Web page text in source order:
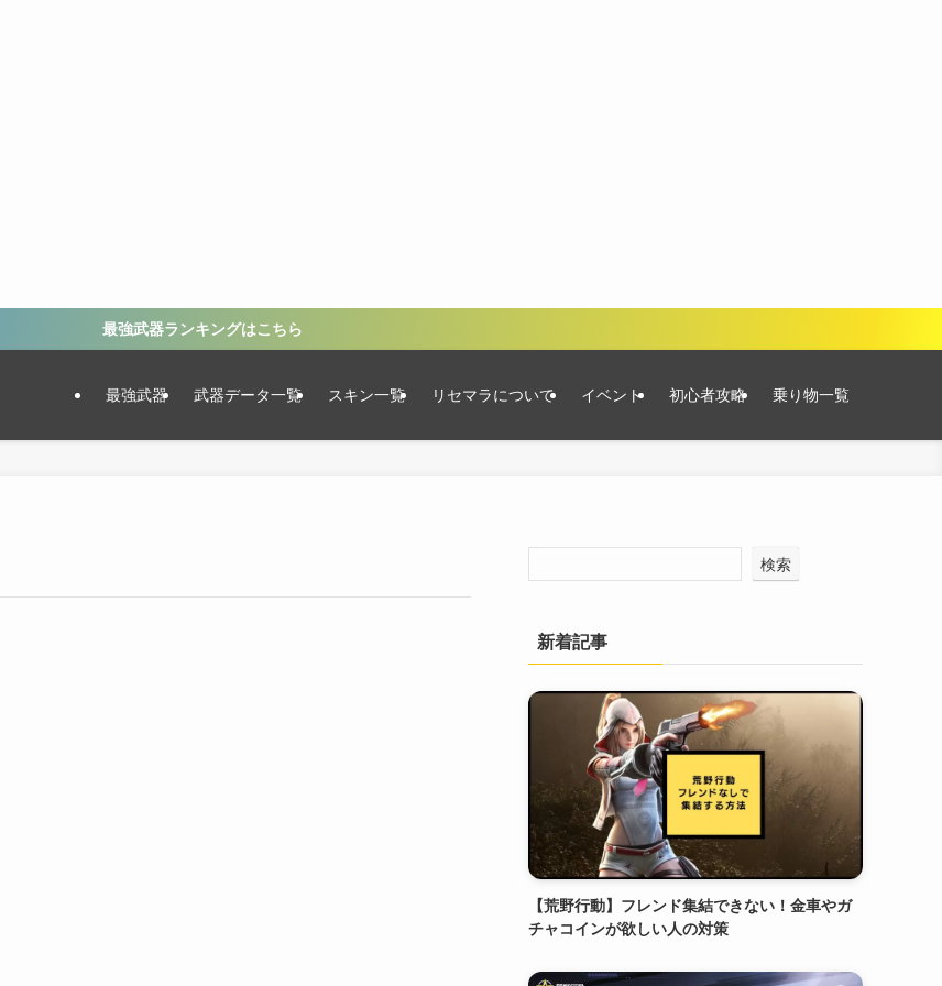
最強武器ランキングはこちら
最強武器 武器データ一覧 スキン一覧 リセマラについて イベント 初心者攻略 乗り物一覧
検索
新着記事
【荒野行動】フレンド集結できない！金車やガ
チャコインが欲しい人の対策